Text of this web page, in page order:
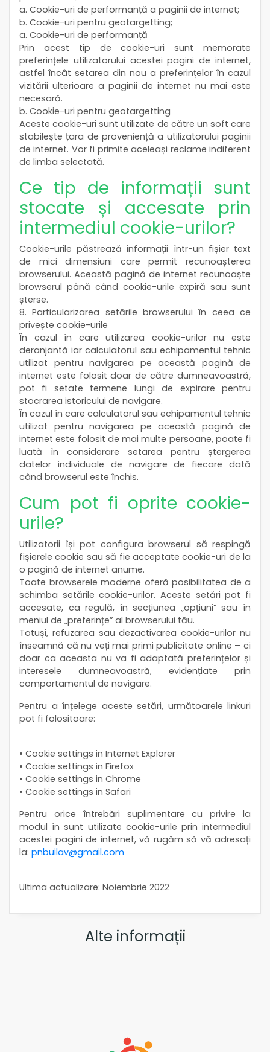
a. Cookie-uri de performanță a paginii de internet;
b. Cookie-uri pentru geotargetting;
a. Cookie-uri de performanță
Prin acest tip de cookie-uri sunt memorate
preferințele utilizatorului acestei pagini de internet,
astfel încât setarea din nou a preferințelor în cazul
vizitării ulterioare a paginii de internet nu mai este
necesară.
b. Cookie-uri pentru geotargetting
Aceste cookie-uri sunt utilizate de către un soft care
stabilește țara de proveniență a utilizatorului paginii
de internet. Vor fi primite aceleași reclame indiferent
de limba selectată.
Ce tip de informații sunt
stocate și accesate prin
intermediul cookie-urilor?
Cookie-urile păstrează informații într-un fișier text
de mici dimensiuni care permit recunoașterea
browserului. Această pagină de internet recunoaște
browserul până când cookie-urile expiră sau sunt
șterse.
8. Particularizarea setările browserului în ceea ce
privește cookie-urile
În cazul în care utilizarea cookie-urilor nu este
deranjantă iar calculatorul sau echipamentul tehnic
utilizat pentru navigarea pe această pagină de
internet este folosit doar de către dumneavoastră,
pot fi setate termene lungi de expirare pentru
stocrarea istoricului de navigare.
În cazul în care calculatorul sau echipamentul tehnic
utilizat pentru navigarea pe această pagină de
internet este folosit de mai multe persoane, poate fi
luată în considerare setarea pentru ștergerea
datelor individuale de navigare de fiecare dată
când browserul este închis.
Cum pot fi oprite cookie-
urile?
Utilizatorii își pot configura browserul să respingă
fișierele cookie sau să fie acceptate cookie-uri de la
o pagină de internet anume.
Toate browserele moderne oferă posibilitatea de a
schimba setările cookie-urilor. Aceste setări pot fi
accesate, ca regulă, în secțiunea „opțiuni” sau în
meniul de „preferințe” al browserului tău.
Totuși, refuzarea sau dezactivarea cookie-urilor nu
înseamnă că nu veți mai primi publicitate online – ci
doar ca aceasta nu va fi adaptată preferințelor și
interesele dumneavoastră, evidențiate prin
comportamentul de navigare.
Pentru a înțelege aceste setări, următoarele linkuri
pot fi folositoare:
• Cookie settings in Internet Explorer
• Cookie settings in Firefox
• Cookie settings in Chrome
• Cookie settings in Safari
Pentru orice întrebări suplimentare cu privire la
modul în sunt utilizate cookie-urile prin intermediul
acestei pagini de internet, vă rugăm să vă adresați
la: pnbuilav@gmail.com
Ultima actualizare: Noiembrie 2022
Alte informații